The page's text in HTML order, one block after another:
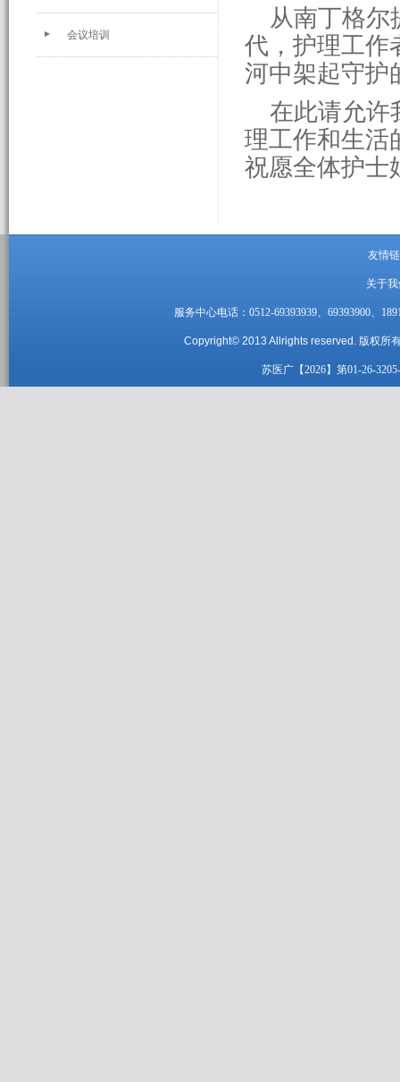
会议培训
从南丁格尔
代，护理工作
河中架起守护
在此请允许
理工作和生活
祝愿全体护士
友情
关于
服务中心电话：0512-69393939、69393900、
Copyright© 2013 Allrights reserved. 版权所
苏医广【2026】第01-26-